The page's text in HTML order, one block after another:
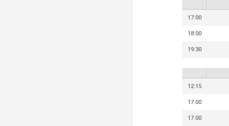
17:00
18:00
19:30
12:15
17:00
17:00